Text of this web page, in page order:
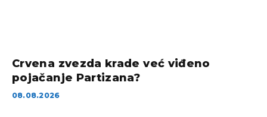
Crvena zvezda krade već viđeno
pojačanje Partizana?
08.08.2026